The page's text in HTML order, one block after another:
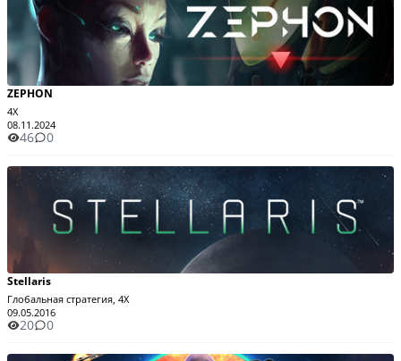
ZEPHON
4X
08.11.2024
46 0
Stellaris
Глобальная стратегия, 4X
09.05.2016
20 0